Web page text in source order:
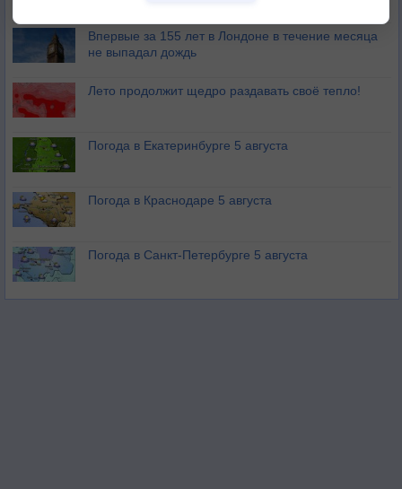
Впервые за 155 лет в Лондоне в течение месяца
не выпадал дождь
Лето продолжит щедро раздавать своё тепло!
Погода в Екатеринбурге 5 августа
Погода в Краснодаре 5 августа
Погода в Санкт-Петербурге 5 августа